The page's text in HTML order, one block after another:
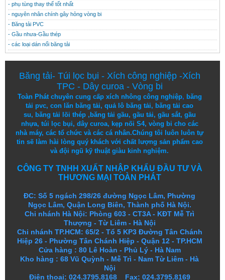
- phụ tùng thay thế tốt nhất
- nguyên nhân chính gây hỏng vòng bi
- Băng tải PVC
- Gầu nhưa-Gầu thép
- các loại dán nối băng tải
Băng tải- Túi lọc bụi - Xích công nghiệp-Xích
TPC - Dây curoa - Vòng bi
Toàn Phát chuyên cung cấp xích nhông công nghiệp, băng
tải pvc,con lăn băng tải,quả lô băng tải, băng tải cao
su, băng tải lõi thép,băng tải gầu, gầu tải, gầu sắt, gầu
nhựa, túi lọc bụi, dây curoa, kẹp nối S4, vòng bi cho các
nhà máy, các tổ chức và các cá nhân.Chúng tôi luôn luôn tự
tin sẽ làm hài lòng quý khách với chất lượng sảnphẩm cao
và đội ngũ kỹ thuật giàu kinh nghiệm.
CÔNG TY TNHH XUẤT NHẬP KHẨU ĐẦU TƯ VÀ
THƯƠNG MẠI TOÀN PHÁT
ĐC: Số 5 ngách 298/26 đường Ngọc Lâm, Phường
Ngọc Lâm, Quận Long Biên, Thành phố Hà Nội.
Chi nhánh Hà Nội: Phòng 603 - CT3A - KĐT Mễ Trì
Thượng - Từ Liêm - Hà Nội
Chi nhánh TP.HCM: 65/2 - Tổ 5 KP3 Đường Tân Chánh
Hiệp 26 - Phường Tân Chánh Hiệp - Quận 12 - TP.HCM
Cửa hàng : 80 Lê Hoàn - Phủ Lý - Hà Nam
Kho hàng :68 Vũ Quỳnh - Mễ Trì - Nam Từ Liêm - Hà
Nội
Điện thoại: 024.3795.8168 Fax: 024.3795.8169